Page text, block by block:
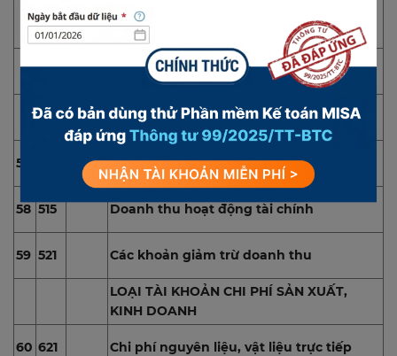
4211
đến cuối năm trước
4212
Lợi nhuận sau thuế chưa phân phối năm
LOẠI TÀI KHOẢN DOANH THU
57
vụ
58 515 Doanh thu hoạt động tài chính
59 521 Các khoản giảm trừ doanh thu
LOẠI TÀI KHOẢN CHI PHÍ SẢN XUẤT,
KINH DOANH
60 621 Chi phí nguyên liệu, vật liệu trực tiếp